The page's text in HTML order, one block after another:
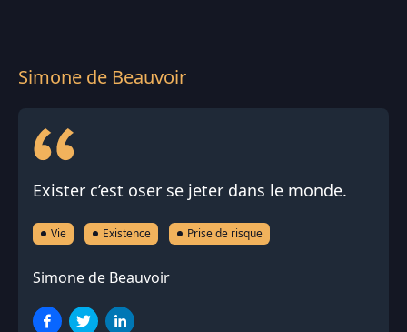
Simone de Beauvoir
Exister c’est oser se jeter dans le monde.
Vie Existence Prise de risque
Simone de Beauvoir